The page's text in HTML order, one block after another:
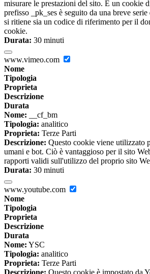
misurare le prestazioni del sito. È un cookie
prefisso _pk_ses è seguito da una breve
si ritiene sia un codice di riferimento per il
cookie.
Durata: 30 minuti
www.vimeo.com
Nome
Tipologia
Proprieta
Descrizione
Durata
Nome: __cf_bm
Tipologia: analitico
Proprieta: Terze Parti
Descrizione: Questo cookie viene utilizzato
umani e bot. Ciò è vantaggioso per il sito
rapporti validi sull'utilizzo del proprio sito
Durata: 30 minuti
www.youtube.com
Nome
Tipologia
Proprieta
Descrizione
Durata
Nome: YSC
Tipologia: analitico
Proprieta: Terze Parti